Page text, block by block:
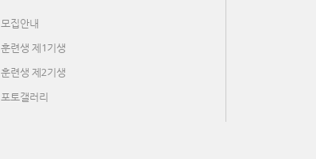
모집안내
훈련생 제1기생
훈련생 제2기생
포토갤러리